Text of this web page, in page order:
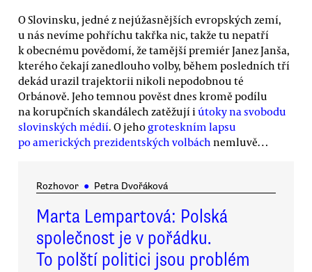
O Slovinsku, jedné z nejúžasnějších evropských zemí,
u nás nevíme pohříchu takřka nic, takže tu nepatří
k obecnému povědomí, že tamější premiér Janez Janša,
kterého čekají zanedlouho volby, během posledních tří
dekád urazil trajektorii nikoli nepodobnou té
Orbánově. Jeho temnou pověst dnes kromě podílu
na korupčních skandálech zatěžují iútoky na svobodu
slovinských médií. O jeho groteskním lapsu
po amerických prezidentských volbách nemluvě…
Rozhovor ● Petra Dvořáková
Marta Lempartová: Polská
společnost je v pořádku.
To polští politici jsou problém